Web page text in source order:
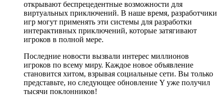
открывают беспрецедентные возможности для
виртуальных приключений. В наше время, разработчики
игр могут применять эти системы для разработки
интерактивных приключений, которые затягивают
игроков в полной мере.
Последние новости вызвали интерес миллионов
игроков по всему миру. Каждое новое объявление
становится хитом, взрывая социальные сети. Вы только
представьте, но следующее обновление Y уже получил
тысячи поклонников!